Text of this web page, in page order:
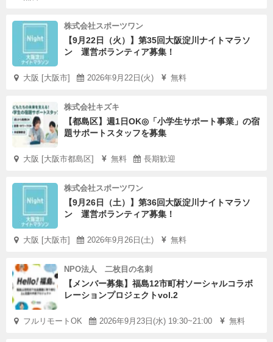
株式会社スポーツワン
【9月22日（火）】第35回大阪淀川ナイトマラソ
ン 運営ボランティア募集！
大阪 [大阪市] 2026年9月22日(火) 無料
株式会社キズキ
【都島区】週1日OK◎「小学生サポート事業」の宿
題サポートスタッフを募集
大阪 [大阪市都島区] 無料 長期歓迎
株式会社スポーツワン
【9月26日（土）】第36回大阪淀川ナイトマラソ
ン 運営ボランティア募集！
大阪 [大阪市] 2026年9月26日(土) 無料
NPO法人 二枚目の名刺
【メンバー募集】福島12市町村ソーシャルコラボ
レーションプロジェクトvol.2
フルリモートOK 2026年9月23日(水) 19:30~21:00 無料